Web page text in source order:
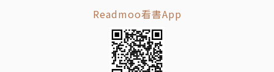
由家族親手送至四十英里之外的娘家墓地裡去下葬。即
便天氣如此炎熱，數天的路途又是如此遙遠。
母親終於死後，一家人完成入殮，浩浩蕩蕩上了騾車，
歷經種種磨難……凶猛的溪流差點沖走棺木，騾子也淹
Readmoo看書App